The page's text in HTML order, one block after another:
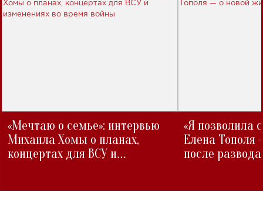
«Мечтаю о семье»: интервью
Михаила Хомы о планах,
концертах для ВСУ и
«Я позволила
Елена Тополя
после развода